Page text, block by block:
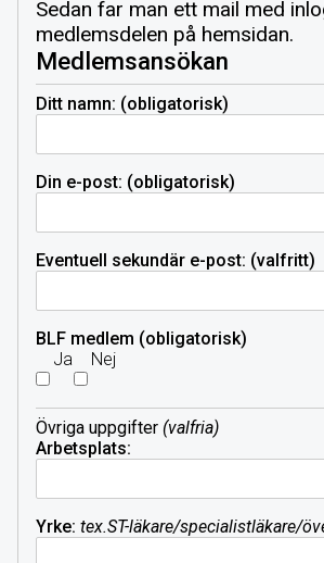
Sedan far man ett mail med
medlemsdelen på hemsidan.
Medlemsansökan
Ditt namn: (obligatorisk)
Din e-post: (obligatorisk)
Eventuell sekundär e-post: (valfritt)
BLF medlem (obligatorisk)
Ja
Nej
Övriga uppgifter (valfria)
Arbetsplats:
Yrke: tex.ST-läkare/specialistläkare/